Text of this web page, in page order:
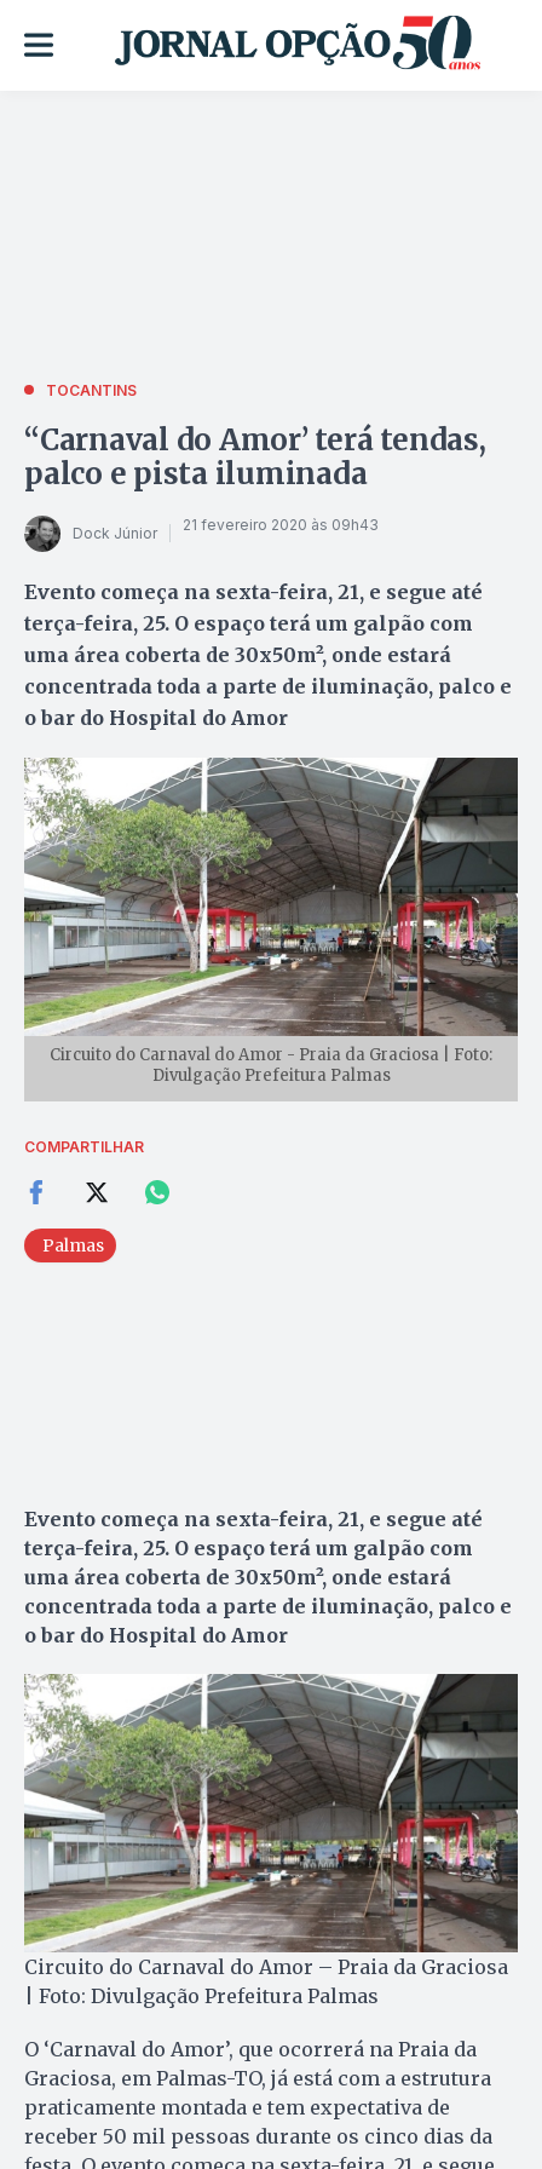
TOCANTINS
“Carnaval do Amor’ terá tendas,
palco e pista iluminada
Dock Júnior 21 fevereiro 2020 às 09h43
Evento começa na sexta-feira, 21, e segue até
terça-feira, 25. O espaço terá um galpão com
uma área coberta de 30x50m², onde estará
concentrada toda a parte de iluminação, palco e
o bar do Hospital do Amor
Circuito do Carnaval do Amor - Praia da Graciosa | Foto:
Divulgação Prefeitura Palmas
COMPARTILHAR
Palmas
Evento começa na sexta-feira, 21, e segue até
terça-feira, 25. O espaço terá um galpão com
uma área coberta de 30x50m², onde estará
concentrada toda a parte de iluminação, palco e
o bar do Hospital do Amor
Circuito do Carnaval do Amor – Praia da Graciosa
| Foto: Divulgação Prefeitura Palmas
O ‘Carnaval do Amor’, que ocorrerá na Praia da
Graciosa, em Palmas-TO, já está com a estrutura
praticamente montada e tem expectativa de
receber 50 mil pessoas durante os cinco dias da